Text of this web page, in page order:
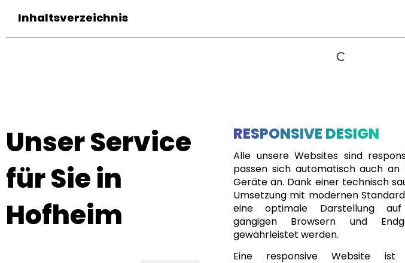
Inhaltsverzeichnis
Unser Service
für Sie in
Hofheim
RESPONSIVE DESIGN
Alle unsere Websites sind
passen sich automatisch auch an
Geräte an. Dank einer technisch
Umsetzung mit modernen
eine optimale Darstellung
gängigen Browsern und
gewährleistet werden.
Eine responsive Website ist